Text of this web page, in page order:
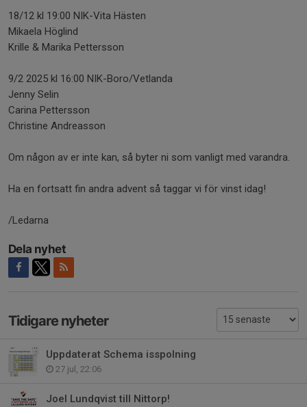
18/12 kl 19:00 NIK-Vita Hästen
Mikaela Höglind
Krille & Marika Pettersson
9/2 2025 kl 16:00 NIK-Boro/Vetlanda
Jenny Selin
Carina Pettersson
Christine Andreasson
Om någon av er inte kan, så byter ni som vanligt med varandra.
Ha en fortsatt fin andra advent så taggar vi för vinst idag!
/Ledarna
Dela nyhet
Tidigare nyheter
Uppdaterat Schema isspolning
27 jul, 22:06
Joel Lundqvist till Nittorp!